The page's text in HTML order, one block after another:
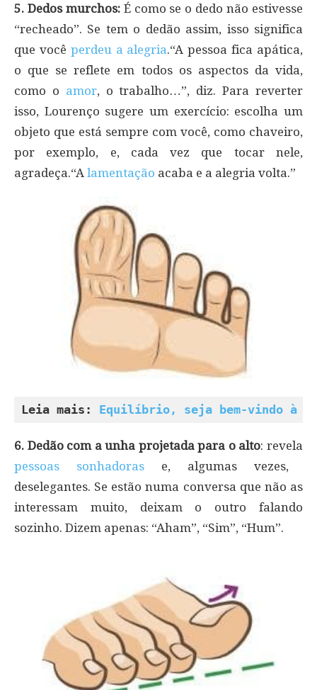
5. Dedos murchos:É como se o dedo não estivesse
“recheado”. Se tem o dedão assim, isso significa
que você perdeu a alegria.“A pessoa fica apática,
o que se reflete em todos os aspectos da vida,
como o amor, o trabalho…”, diz. Para reverter
isso, Lourenço sugere um exercício: escolha um
objeto que está sempre com você, como chaveiro,
por exemplo, e, cada vez que tocar nele,
agradeça.“A lamentação acaba e a alegria volta.”
Leia mais: Equilíbrio, seja bem-vindo à
6. Dedão com a unha projetada para o alto: revela
pessoas sonhadoras e, algumas vezes,
deselegantes. Se estão numa conversa que não as
interessam muito, deixam o outro falando
sozinho. Dizem apenas: “Aham”, “Sim”, “Hum”.